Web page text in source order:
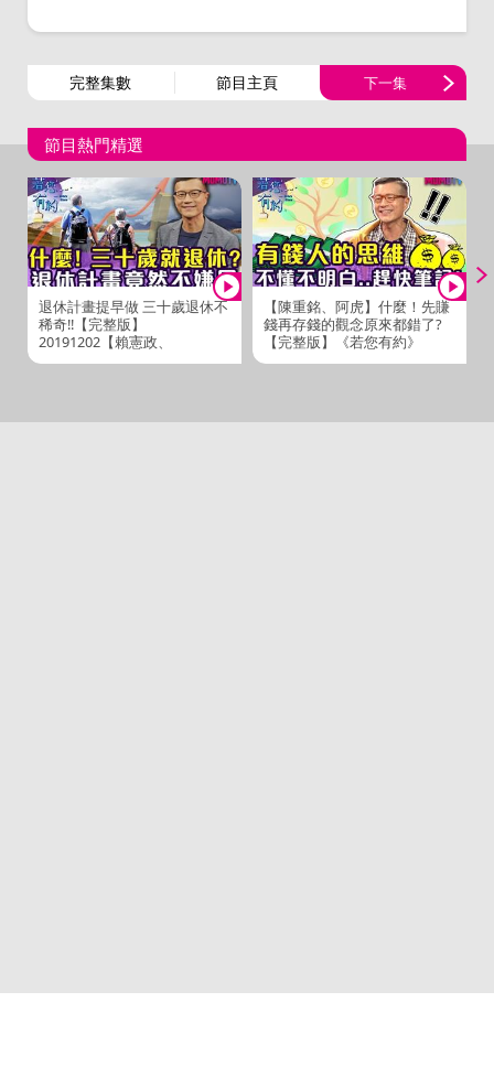
完整集數 節目主頁 下一集
節目熱門精選
退休計畫提早做 三十歲退休不
稀奇!!【完整版】
20191202【賴憲政、
Winnie】
【陳重銘、阿虎】什麼！先賺
錢再存錢的觀念原來都錯了?
【完整版】《若您有約》
20191118